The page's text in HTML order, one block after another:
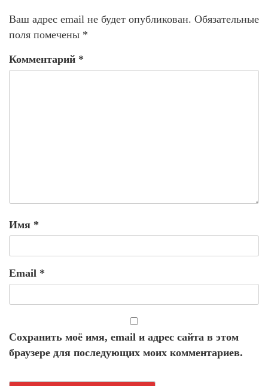
Ваш адрес email не будет опубликован. Обязательные
поля помечены *
Комментарий *
Имя *
Email *
Сохранить моё имя, email и адрес сайта в этом
браузере для последующих моих комментариев.